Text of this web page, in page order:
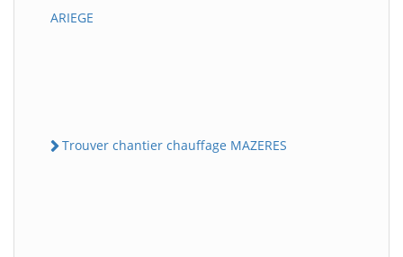
ARIEGE
Trouver chantier chauffage MAZERES